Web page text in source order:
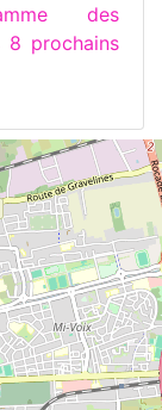
des
8 prochains